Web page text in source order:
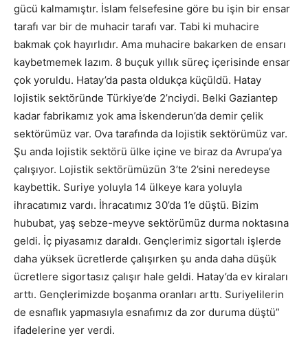
gücü kalmamıştır. İslam felsefesine göre bu işin bir ensar
tarafı var bir de muhacir tarafı var. Tabi ki muhacire
bakmak çok hayırlıdır. Ama muhacire bakarken de ensarı
kaybetmemek lazım. 8 buçuk yıllık süreç içerisinde ensar
çok yoruldu. Hatay’da pasta oldukça küçüldü. Hatay
lojistik sektöründe Türkiye’de 2’nciydi. Belki Gaziantep
kadar fabrikamız yok ama İskenderun’da demir çelik
sektörümüz var. Ova tarafında da lojistik sektörümüz var.
Şu anda lojistik sektörü ülke içine ve biraz da Avrupa’ya
çalışıyor. Lojistik sektörümüzün 3’te 2’sini neredeyse
kaybettik. Suriye yoluyla 14 ülkeye kara yoluyla
ihracatımız vardı. İhracatımız 30’da 1’e düştü. Bizim
hububat, yaş sebze-meyve sektörümüz durma noktasına
geldi. İç piyasamız daraldı. Gençlerimiz sigortalı işlerde
daha yüksek ücretlerde çalışırken şu anda daha düşük
ücretlere sigortasız çalışır hale geldi. Hatay’da ev kiraları
arttı. Gençlerimizde boşanma oranları arttı. Suriyelilerin
de esnaflık yapmasıyla esnafımız da zor duruma düştü”
ifadelerine yer verdi.